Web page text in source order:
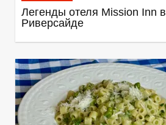
Легенды отеля Mission Inn в
Риверсайде